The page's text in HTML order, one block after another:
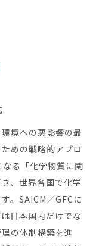
境への悪影響の最
めの戦略的アプロ
る「化学物質に関
、世界各国で化学
。SAICM／GFCに
日本国内だけでな
の体制構築を進